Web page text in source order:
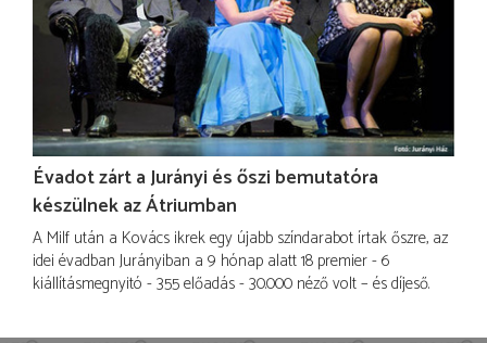
Évadot zárt a Jurányi és őszi bemutatóra
készülnek az Átriumban
A Milf után a Kovács ikrek egy újabb színdarabot írtak őszre, az
idei évadban Jurányiban a 9 hónap alatt 18 premier - 6
kiállításmegnyitó - 355 előadás - 30.000 néző volt – és díjeső.